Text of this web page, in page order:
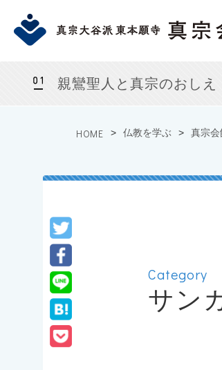
親鸞聖人と真宗のおしえ
HOME > 仏教を学ぶ > 真宗会
Category
サン